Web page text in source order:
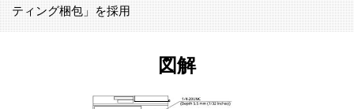
ティング梱包」を採用
図解